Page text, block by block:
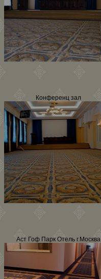
Конференц зал
Аст Гоф Парк Отель г.Москва